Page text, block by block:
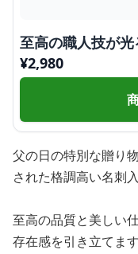
至高の職人技が
¥2,980
父の日の特別な贈り
された格調高い名刺入
至高の品質と美しい
存在感を引き立てます